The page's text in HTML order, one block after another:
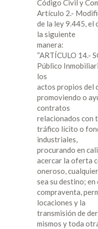
Código Civil y
Artículo 2.-
de la ley 9.445, el
la siguiente
manera:
“ARTÍCULO 14.-
Público
los
actos propios del
promoviendo o
contratos
relacionados con
tráfico lícito o
industriales,
procurando en
acercar la oferta
oneroso,
sea su destino;
compraventa,
locaciones y la
transmisión de
mismos y toda